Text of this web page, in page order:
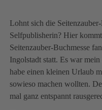
Lohnt sich die
Selfpublisherin? Hier
Seitenzauber-Buchmesse
Ingolstadt statt. Es war
habe einen kleinen Urlaub
sowieso machen wollten.
mal ganz entspannt